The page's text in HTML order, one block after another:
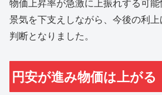
物価上昇率が急激に上振れする可
景気を下支えしながら、今後の利
判断となりました。
円安が進み物価は上がる